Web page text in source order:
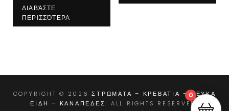
ΔΙΑΒΆΣΤΕ
ΠΕΡΙΣΣΌΤΕΡΑ
COPYRIGHT © 2026ΣΤΡΩΜΑΤΑ – ΚΡΕΒΑΤΙΑ – ΛΕΥΚΑ
ΕΙΔΗ – ΚΑΝΑΠΕΔΕΣ. ALL RIGHTS RESERVED.
0